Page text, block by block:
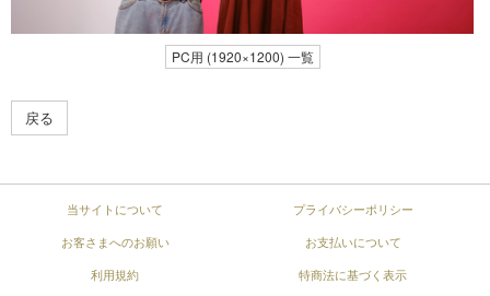
PC用 (1920×1200) 一覧
戻る
当サイトについて
プライバシーポリシー
お客さまへのお願い
お支払いについて
利用規約
特商法に基づく表示